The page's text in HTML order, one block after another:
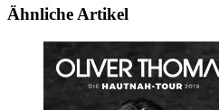
Ähnliche Artikel